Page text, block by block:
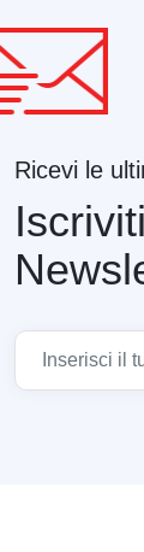
Ricevi le